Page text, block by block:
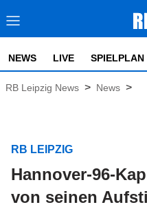
NEWS LIVE SPIELPLAN
RB Leipzig News > News >
RB LEIPZIG
Hannover-96-
von seinen